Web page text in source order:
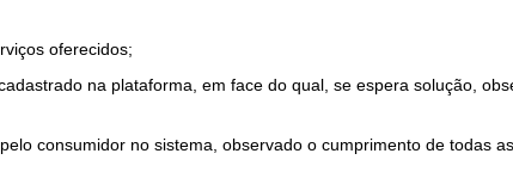
oferecidos;
na plataforma, em face do qual, se espera solução,
consumidor no sistema, observado o cumprimento de todas